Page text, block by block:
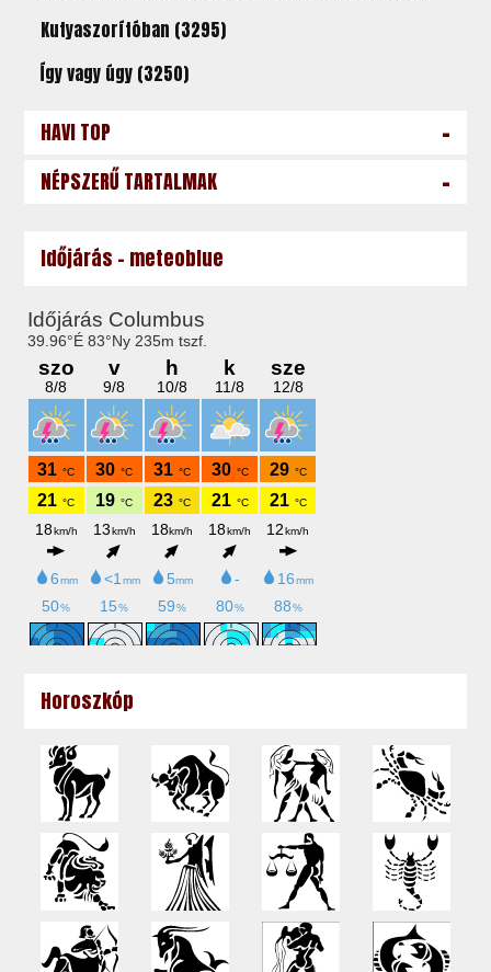
Kutyaszorítóban (3295)
Így vagy úgy (3250)
HAVI TOP -
NÉPSZERŰ TARTALMAK -
Időjárás - meteoblue
Horoszkóp